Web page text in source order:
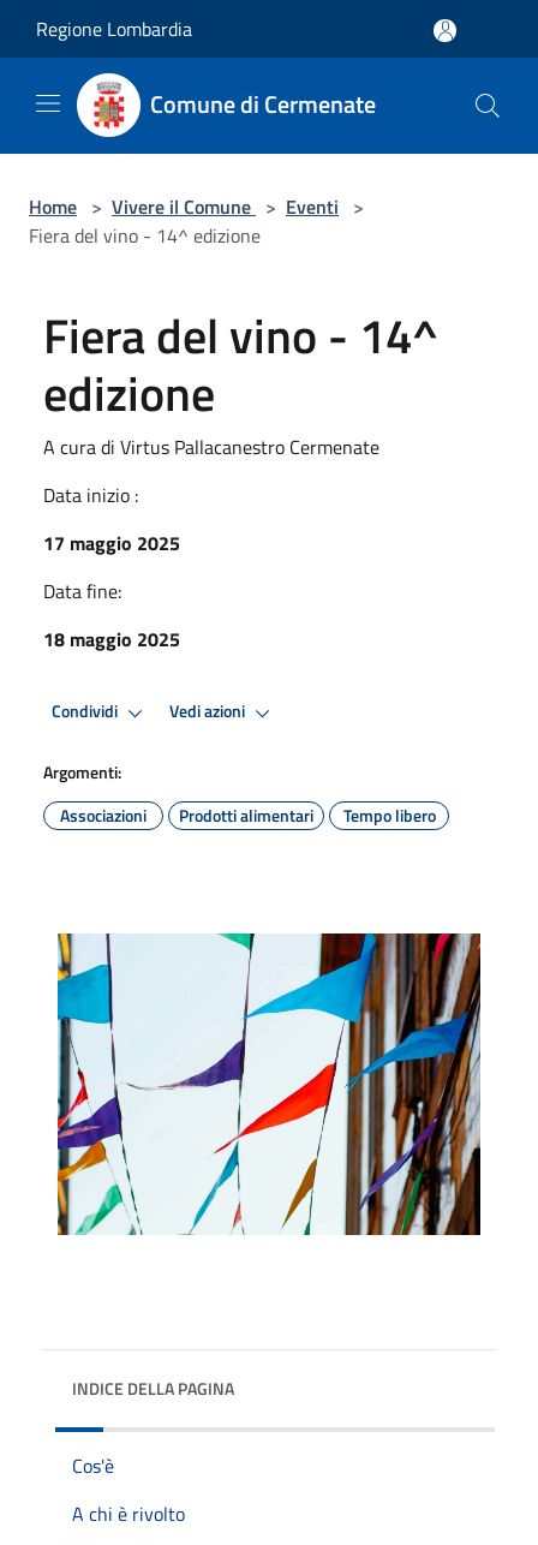
Regione Lombardia
Comune di Cermenate
Home > Vivere il Comune > Eventi >
Fiera del vino - 14^ edizione
Fiera del vino - 14^
edizione
A cura di Virtus Pallacanestro Cermenate
Data inizio :
17 maggio 2025
Data fine:
18 maggio 2025
Condividi Vedi azioni
Argomenti:
Associazioni
Prodotti alimentari Tempo libero
INDICE DELLA PAGINA
Cos'è
A chi è rivolto